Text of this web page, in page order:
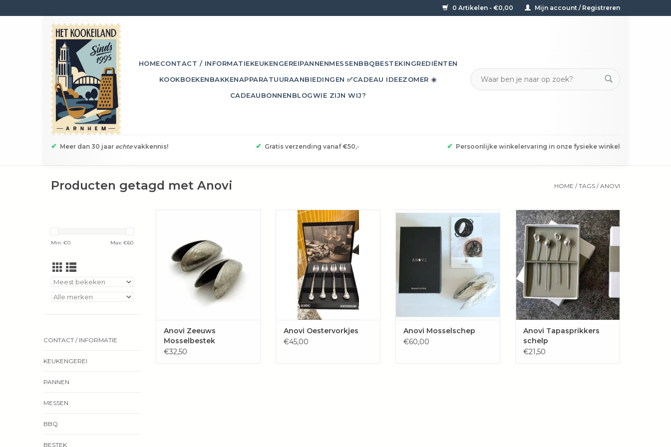
0 Artikelen - €0,00 Mijn account / Registreren
HOMECONTACT / INFORMATIEKEUKENGEREIPANNENMESSENBBQBESTEKINGREDIËNTEN
KOOKBOEKENBAKKENAPPARATUURAANBIEDINGEN ✅CADEAU IDEEZOMER ☀️
CADEAUBONNENBLOGWIE ZIJN WIJ?
✔ Meer dan 30 jaar echtevakkennis! ✔ Gratis verzending vanaf €50,- ✔ Persoonlijke winkelervaring in onze fysieke winkel
Producten getagd met Anovi HOME /TAGS /ANOVI
Min: €0 Max: €60
CONTACT / INFORMATIE
KEUKENGEREI
PANNEN
MESSEN
BBQ
BESTEK
Nederland.
TOEVOEGEN AAN
WINKELWAGEN
Anovi Zeeuws
Mosselbestek
€32,50
Na het succes van het populaire
Zeeuws mosselbestek en de
andere prachtige artikelen van
Anovi is er weer een prachtige
nieuw product in het
assortiment uit mooie Zeeland.
TOEVOEGEN AAN
WINKELWAGEN
Anovi Oestervorkjes
€45,00
Ideaal voor een mosselmaaltijd
en een sieraad op tafel!
TOEVOEGEN AAN
WINKELWAGEN
Anovi Mosselschep
€60,00
Nu ook een versie met schelpje
als topstukje!
TOEVOEGEN AAN
WINKELWAGEN
Anovi Tapasprikkers
schelp
€21,50